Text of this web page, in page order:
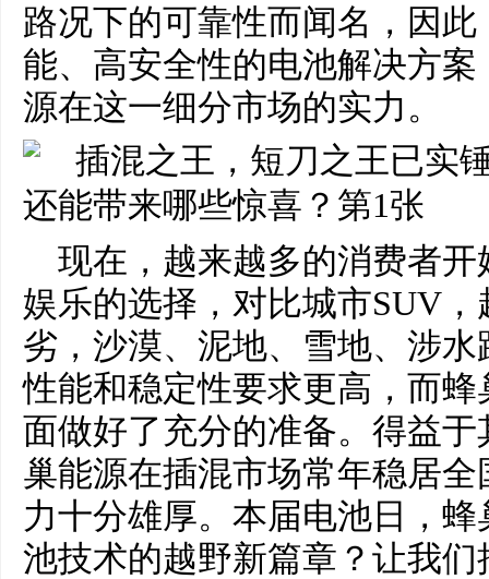
路况下的可靠性而闻名，因
能、高安全性的电池解决方
源在这一细分市场的实力。
现在，越来越多的消费者
娱乐的选择，对比城市SUV
劣，沙漠、泥地、雪地、涉
性能和稳定性要求更高，而
面做好了充分的准备。得益
巢能源在插混市场常年稳居
力十分雄厚。本届电池日，
池技术的越野新篇章？让我们